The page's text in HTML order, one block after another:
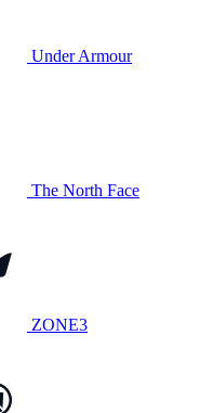
Under Armour
The North Face
ZONE3